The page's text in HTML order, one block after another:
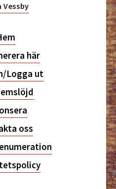
Vessby
här
Logga ut
oss